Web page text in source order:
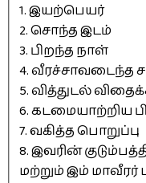
1. இயற்பெயர்
2. சொந்த இடம்
3. பிறந்த நாள்
4. வீரச்சாவடைந்த
5. வித்துடல்
6. கடமையாற்றிய
7. வகித்த பொறுப்பு
8. இவரின்
மற்றும் இம் மாவீரர்